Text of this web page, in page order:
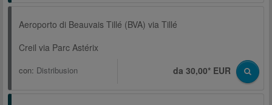
Aeroporto di Beauvais Tillé (BVA) via Tillé
Creil via Parc Astérix
con: Distribusion da 30,00* EUR